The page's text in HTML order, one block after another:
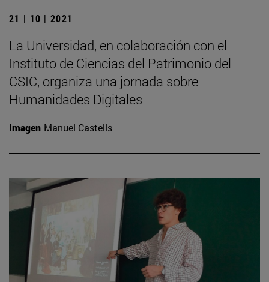
21 | 10 | 2021
La Universidad, en colaboración con el
Instituto de Ciencias del Patrimonio del
CSIC, organiza una jornada sobre
Humanidades Digitales
Imagen Manuel Castells